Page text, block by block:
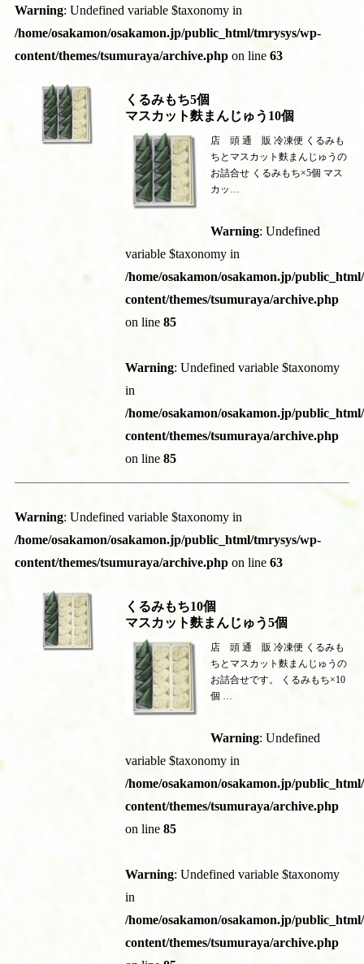
Warning: Undefined variable $taxonomy in
/home/osakamon/osakamon.jp/public_html/tmrysys/wp-
content/themes/tsumuraya/archive.php on line 63
くるみもち5個
マスカット麩まんじゅう10個
店 頭 通 販 冷凍便 くるみも
ちとマスカット麩まんじゅうの
お詰合せ くるみもち×5個 マス
カッ…
Warning: Undefined
variable $taxonomy in
/home/osakamon/osakamon.jp/
content/themes/tsumuraya/archive.php
on line85
Warning: Undefined variable $taxonomy
in
/home/osakamon/osakamon.jp/
content/themes/tsumuraya/archive.php
on line85
Warning: Undefined variable $taxonomy in
/home/osakamon/osakamon.jp/public_html/tmrysys/wp-
content/themes/tsumuraya/archive.php on line 63
くるみもち10個
マスカット麩まんじゅう5個
店 頭 通 販 冷凍便 くるみも
ちとマスカット麩まんじゅうの
お詰合せです。 くるみもち×10
個 …
Warning: Undefined
variable $taxonomy in
/home/osakamon/osakamon.jp/
content/themes/tsumuraya/archive.php
on line85
Warning: Undefined variable $taxonomy
in
/home/osakamon/osakamon.jp/
content/themes/tsumuraya/archive.php